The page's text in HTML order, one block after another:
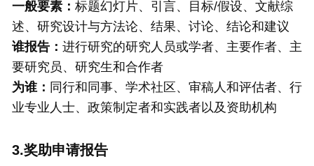
一般要素： 标题幻灯片、引言、目标/假设、文献综
述、研究设计与方法论、结果、讨论、结论和建议
谁报告： 进行研究的研究人员或学者、主要作者、主
要研究员、研究生和合作者
为谁： 同行和同事、学术社区、审稿人和评估者、行
业专业人士、政策制定者和实践者以及资助机构
3.奖助申请报告